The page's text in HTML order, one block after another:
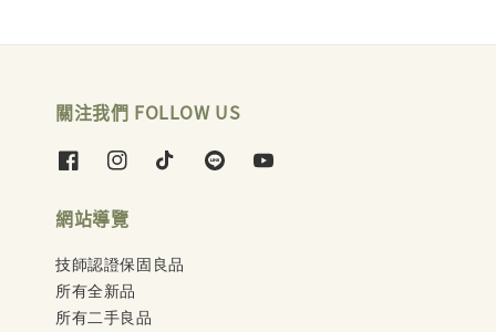
關注我們 FOLLOW US
網站導覽
技師認證保固良品
所有全新品
所有二手良品